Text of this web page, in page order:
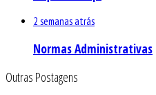
2 semanas atrás
Normas Administrativas
Outras Postagens